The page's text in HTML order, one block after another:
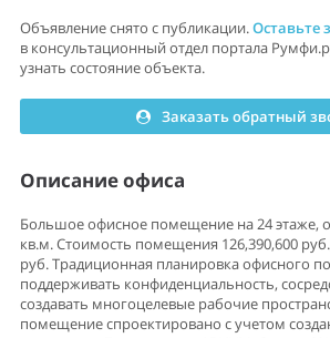
Объявление снято с публикации.Оставьте
в консультационный отдел портала
узнать состояние объекта.
Заказать обратный
Описание офиса
Большое офисное помещение на 24 этаже,
кв.м. Стоимость помещения 126,390,600
руб. Традиционная планировка офисного
поддерживать конфиденциальность,
создавать многоцелевые рабочие
помещение спроектировано с учетом